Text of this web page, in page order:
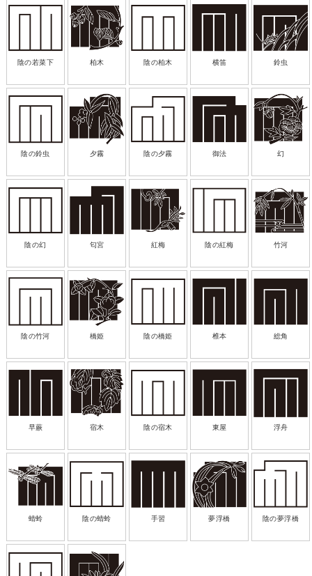
陰の若菜下 柏木 陰の柏木 横笛 鈴虫
陰の鈴虫 夕霧 陰の夕霧 御法 幻
陰の幻 匂宮 紅梅 陰の紅梅 竹河
陰の竹河 橋姫 陰の橋姫 椎本 総角
早蕨 宿木 陰の宿木 東屋 浮舟
蜻蛉 陰の蜻蛉 手習 夢浮橋 陰の夢浮橋